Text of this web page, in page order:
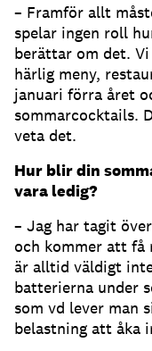
– Framför allt
spelar ingen roll
berättar om det.
härlig meny,
januari förra året
sommarcocktails.
veta det.
Hur blir din
vara ledig?
– Jag har tagit
och kommer att få
är alltid väldigt
batterierna under
som vd lever man
belastning att åka